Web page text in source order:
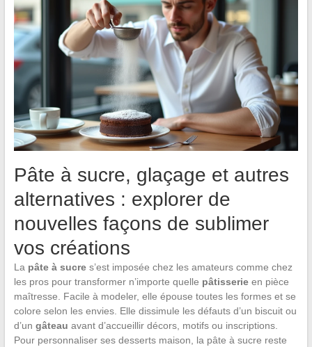
Pâte à sucre, glaçage et autres
alternatives : explorer de
nouvelles façons de sublimer
vos créations
La pâte à sucres’est imposée chez les amateurs comme chez
les pros pour transformer n’importe quelle pâtisserieen pièce
maîtresse. Facile à modeler, elle épouse toutes les formes et se
colore selon les envies. Elle dissimule les défauts d’un biscuit ou
d’un gâteau avant d’accueillir décors, motifs ou inscriptions.
Pour personnaliser ses desserts maison, la pâte à sucre reste